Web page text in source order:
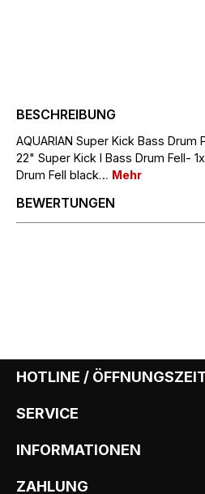
BESCHREIBUNG
AQUARIAN Super Kick Bass
22" Super Kick I Bass Drum Fell-
Drum Fell black… Mehr
BEWERTUNGEN
HOTLINE /
SERVICE
INFORMATIONEN
ZAHLUNG